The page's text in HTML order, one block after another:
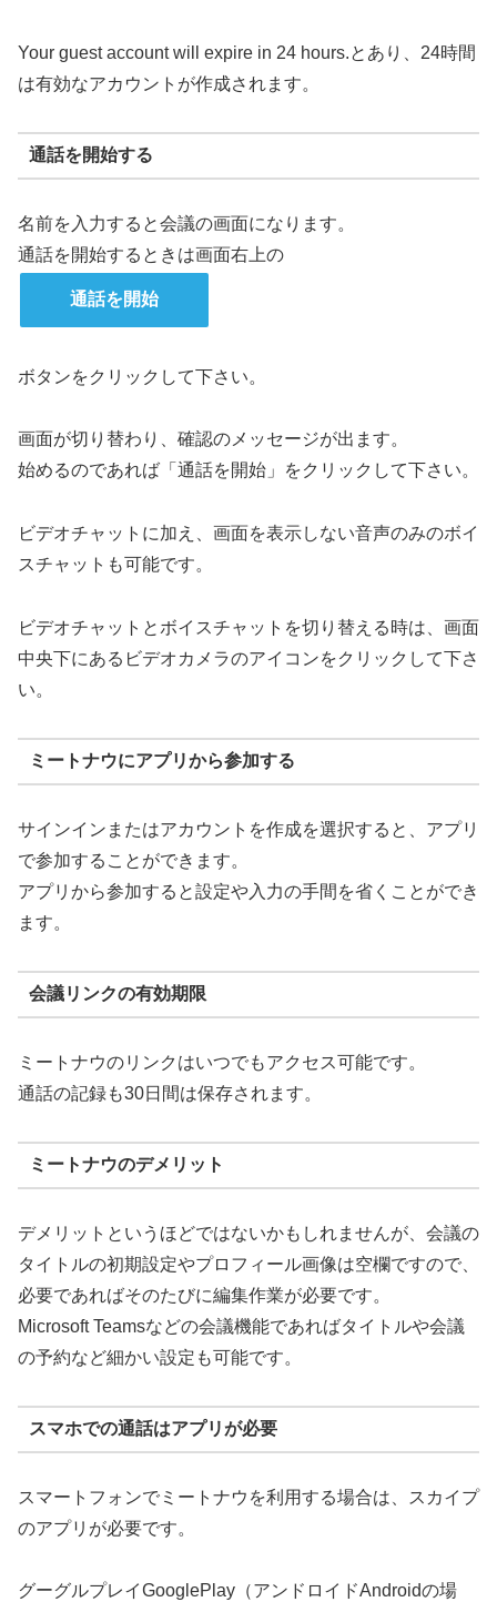
Your guest account will expire in 24 hours.とあり、24時間
は有効なアカウントが作成されます。
通話を開始する
名前を入力すると会議の画面になります。
通話を開始するときは画面右上の
通話を開始
ボタンをクリックして下さい。
画面が切り替わり、確認のメッセージが出ます。
始めるのであれば「通話を開始」をクリックして下さい。
ビデオチャットに加え、画面を表示しない音声のみのボイ
スチャットも可能です。
ビデオチャットとボイスチャットを切り替える時は、画面
中央下にあるビデオカメラのアイコンをクリックして下さ
い。
ミートナウにアプリから参加する
サインインまたはアカウントを作成を選択すると、アプリ
で参加することができます。
アプリから参加すると設定や入力の手間を省くことができ
ます。
会議リンクの有効期限
ミートナウのリンクはいつでもアクセス可能です。
通話の記録も30日間は保存されます。
ミートナウのデメリット
デメリットというほどではないかもしれませんが、会議の
タイトルの初期設定やプロフィール画像は空欄ですので、
必要であればそのたびに編集作業が必要です。
Microsoft Teamsなどの会議機能であればタイトルや会議
の予約など細かい設定も可能です。
スマホでの通話はアプリが必要
スマートフォンでミートナウを利用する場合は、スカイプ
のアプリが必要です。
グーグルプレイGooglePlay（アンドロイドAndroidの場